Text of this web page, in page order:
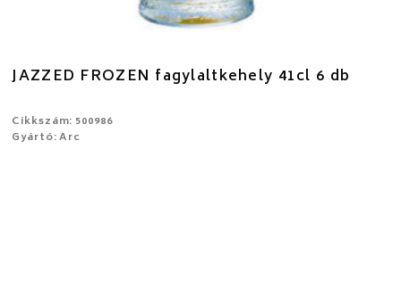
JAZZED FROZEN fagylaltkehely 41cl 6 db
Cikkszám: 500986
Gyártó: Arc